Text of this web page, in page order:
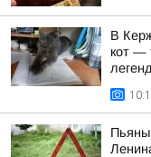
В
кот —